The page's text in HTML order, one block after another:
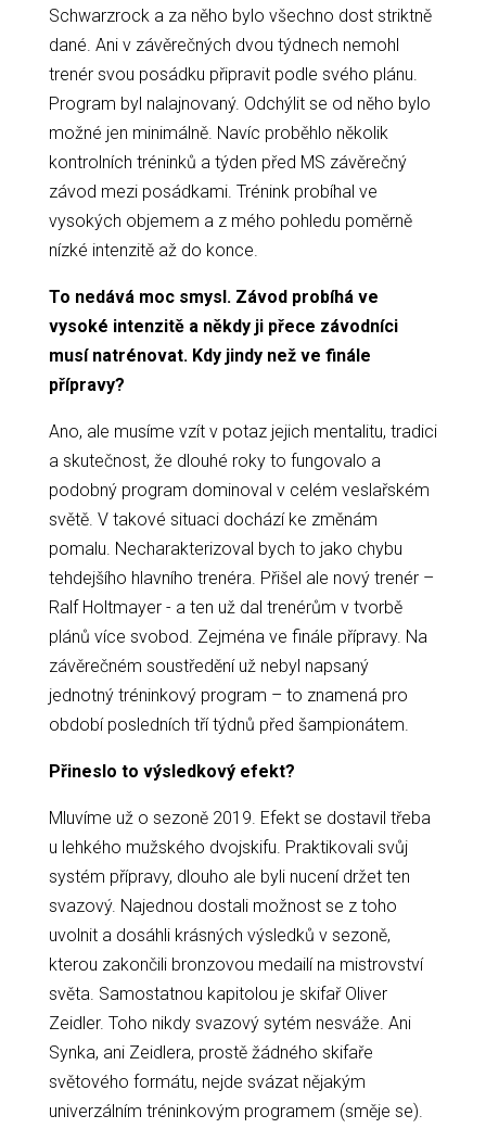
Schwarzrock a za něho bylo všechno dost striktně
dané. Ani v závěrečných dvou týdnech nemohl
trenér svou posádku připravit podle svého plánu.
Program byl nalajnovaný. Odchýlit se od něho bylo
možné jen minimálně. Navíc proběhlo několik
kontrolních tréninků a týden před MS závěrečný
závod mezi posádkami. Trénink probíhal ve
vysokých objemem a z mého pohledu poměrně
nízké intenzitě až do konce.
To nedává moc smysl. Závod probíhá ve
vysoké intenzitě a někdy ji přece závodníci
musí natrénovat. Kdy jindy než ve finále
přípravy?
Ano, ale musíme vzít v potaz jejich mentalitu, tradici
a skutečnost, že dlouhé roky to fungovalo a
podobný program dominoval v celém veslařském
světě. V takové situaci dochází ke změnám
pomalu. Necharakterizoval bych to jako chybu
tehdejšího hlavního trenéra. Přišel ale nový trenér –
Ralf Holtmayer - a ten už dal trenérům v tvorbě
plánů více svobod. Zejména ve finále přípravy. Na
závěrečném soustředění už nebyl napsaný
jednotný tréninkový program – to znamená pro
období posledních tří týdnů před šampionátem.
Přineslo to výsledkový efekt?
Mluvíme už o sezoně 2019. Efekt se dostavil třeba
u lehkého mužského dvojskifu. Praktikovali svůj
systém přípravy, dlouho ale byli nucení držet ten
svazový. Najednou dostali možnost se z toho
uvolnit a dosáhli krásných výsledků v sezoně,
kterou zakončili bronzovou medailí na mistrovství
světa. Samostatnou kapitolou je skifař Oliver
Zeidler. Toho nikdy svazový sytém nesváže. Ani
Synka, ani Zeidlera, prostě žádného skifaře
světového formátu, nejde svázat nějakým
univerzálním tréninkovým programem (směje se).